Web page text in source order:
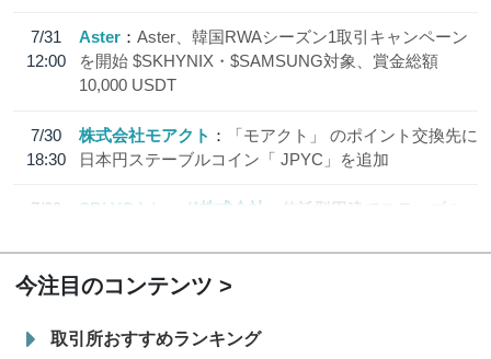
7/31
12:00
Aster
Aster、韓国RWAシーズン1取引キャンペーン
を開始 $SKHYNIX・$SAMSUNG対象、賞金総額
10,000 USDT
7/30
18:30
株式会社モアクト
「モアクト」 のポイント交換先に
日本円ステーブルコイン「 JPYC」を追加
7/29
SBI VCトレード株式会社
信託型円建てステーブル
今注目のコンテンツ
取引所おすすめランキング